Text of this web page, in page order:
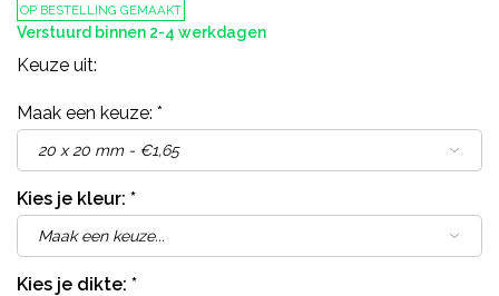
OP BESTELLING GEMAAKT
Verstuurd binnen 2-4 werkdagen
Keuze uit:
Maak een keuze: *
Kies je kleur: *
Kies je dikte: *